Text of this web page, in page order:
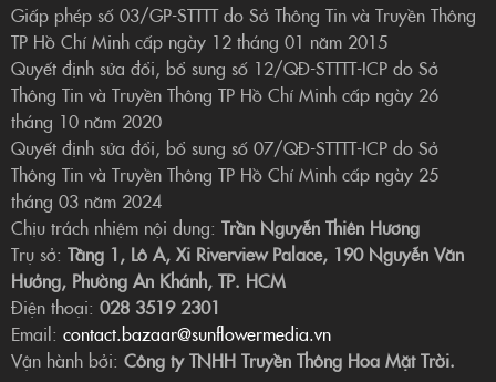
Giấp phép số 03/GP-STTTT do Sở Thông Tin và Truyền Thông
TP Hồ Chí Minh cấp ngày 12 tháng 01 năm 2015
Quyết định sửa đổi, bổ sung số 12/QĐ-STTTT-ICP do Sở
Thông Tin và Truyền Thông TP Hồ Chí Minh cấp ngày 26
tháng 10 năm 2020
Quyết định sửa đổi, bổ sung số 07/QĐ-STTTT-ICP do Sở
Thông Tin và Truyền Thông TP Hồ Chí Minh cấp ngày 25
tháng 03 năm 2024
Chịu trách nhiệm nội dung: Trần Nguyễn Thiên Hương
Trụ sở: Tầng 1, Lô A, Xi Riverview Palace, 190 Nguyễn Văn
Hưởng, Phường An Khánh, TP. HCM
Điện thoại: 028 3519 2301
Email: contact.bazaar@sunflowermedia.vn
Vận hành bởi: Công ty TNHH Truyền Thông Hoa Mặt Trời.